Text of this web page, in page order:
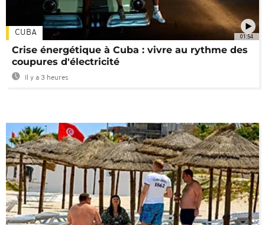
01:54
CUBA
Crise énergétique à Cuba : vivre au rythme des
coupures d'électricité
Il y a 3 heures